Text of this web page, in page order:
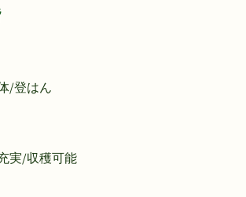
/登はん
実/収穫可能